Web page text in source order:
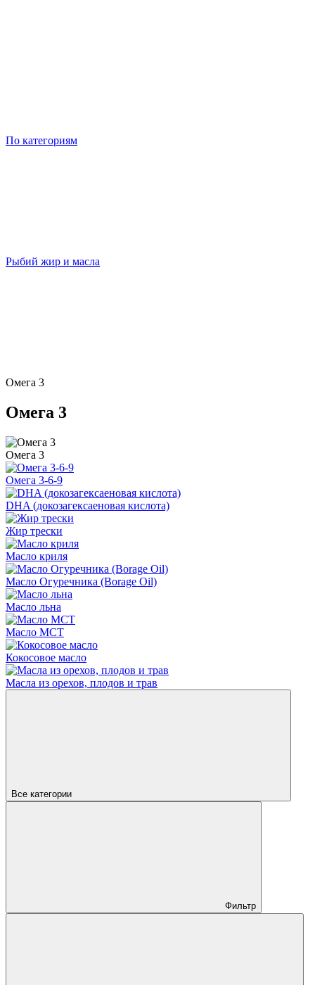
По категориям
Рыбий жир и масла
Омега 3
Омега 3
Омега 3
Омега 3-6-9
DHA (докозагексаеновая кислота)
Жир трески
Масло криля
Масло Огуречника (Borage Oil)
Масло льна
Масло МСТ
Кокосовое масло
Масла из орехов, плодов и трав
Все категории
Фильтр